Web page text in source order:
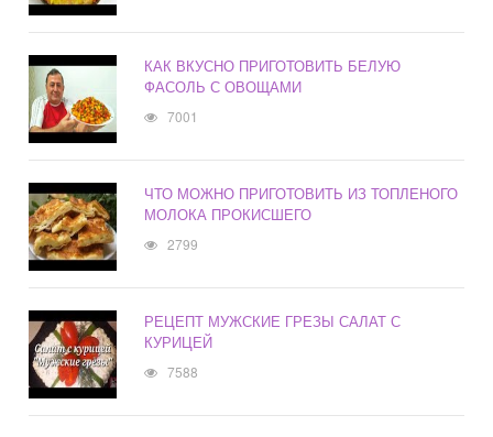
КАК ВКУСНО ПРИГОТОВИТЬ БЕЛУЮ
ФАСОЛЬ С ОВОЩАМИ
7001
ЧТО МОЖНО ПРИГОТОВИТЬ ИЗ ТОПЛЕНОГО
МОЛОКА ПРОКИСШЕГО
2799
РЕЦЕПТ МУЖСКИЕ ГРЕЗЫ САЛАТ С
КУРИЦЕЙ
7588